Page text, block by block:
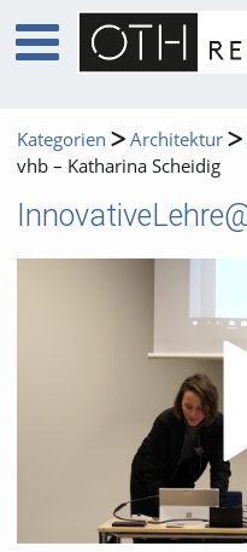
Kategorien Architektur
vhb – Katharina Scheidig